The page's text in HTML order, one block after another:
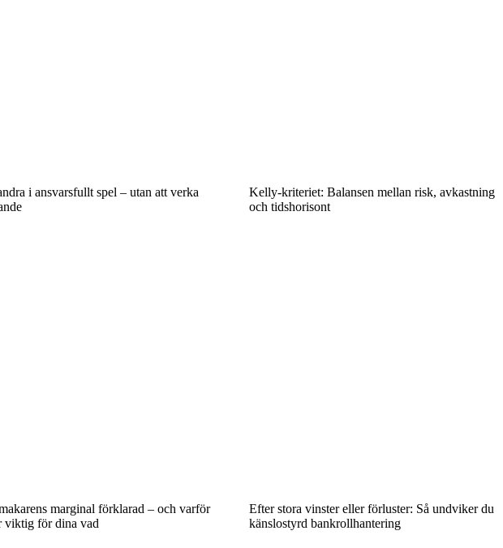
i ansvarsfullt spel – utan att verka
Kelly-kriteriet: Balansen mellan risk, avkastning
och tidshorisont
marginal förklarad – och varför
viktig för dina vad
Efter stora vinster eller förluster: Så undviker du
känslostyrd bankrollhantering